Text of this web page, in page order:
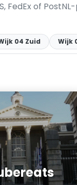
FedEx of
04 Zuid Wijk